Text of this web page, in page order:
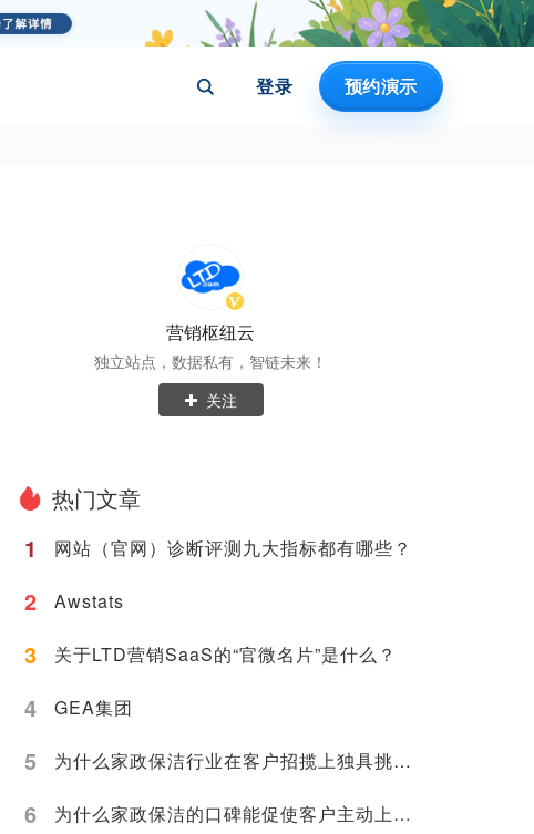
登录 预约演示
营销枢纽云
独立站点，数据私有，智链未来！
关注
热门文章
1
网站（官网）诊断评测九大指标都有哪些？
2 Awstats
3 关于LTD营销SaaS的“官微名片”是什么？
4 GEA集团
5 为什么家政保洁行业在客户招揽上独具挑战？
6 为什么家政保洁的口碑能促使客户主动上门？